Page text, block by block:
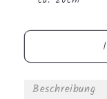
Beschreibung